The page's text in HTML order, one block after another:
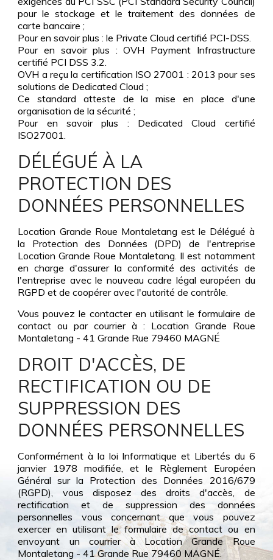
pour le stockage et le traitement des données de
carte bancaire ;
Pour en savoir plus : le Private Cloud certifié PCI-DSS.
Pour en savoir plus : OVH Payment Infrastructure
certifié PCI DSS 3.2.
OVH a reçu la certification ISO 27001 : 2013 pour ses
solutions de Dedicated Cloud ;
Ce standard atteste de la mise en place d'une
organisation de la sécurité ;
Pour en savoir plus : Dedicated Cloud certifié
ISO27001.
DÉLÉGUÉ À LA
PROTECTION DES
DONNÉES PERSONNELLES
Location Grande Roue Montaletang est le Délégué à
la Protection des Données (DPD) de l'entreprise
Location Grande Roue Montaletang. Il est notamment
en charge d'assurer la conformité des activités de
l'entreprise avec le nouveau cadre légal européen du
RGPD et de coopérer avec l'autorité de contrôle.
Vous pouvez le contacter en utilisant le formulaire de
contact ou par courrier à : Location Grande Roue
Montaletang - 41 Grande Rue 79460 MAGNÉ
DROIT D'ACCÈS, DE
RECTIFICATION OU DE
SUPPRESSION DES
DONNÉES PERSONNELLES
Conformément à la loi Informatique et Libertés du 6
janvier 1978 modifiée, et le Règlement Européen
Général sur la Protection des Données 2016/679
(RGPD), vous disposez des droits d'accès, de
rectification et de suppression des données
personnelles vous concernant que vous pouvez
exercer en utilisant le formulaire de contact ou en
envoyant un courrier à Location Grande Roue
Montaletang - 41 Grande Rue 79460 MAGNÉ.